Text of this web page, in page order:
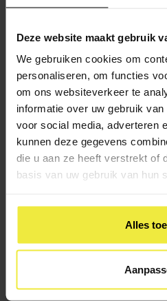
Deze website maakt gebruik
We gebruiken cookies om
personaliseren, om functies
om ons websiteverkeer te
informatie over uw gebruik
voor social media, adverteren
kunnen deze gegevens
die u aan ze heeft verstrekt of
basis van uw gebruik van hun
Alles
zijn afgestemd. Zij krijgen
Ervaringsgericht onderwijs
Amsterdam heeft ruim 200
onderwijsconcepten. Zo zijn er
vernieuwingsonderwijs, zoals
er zijn ook scholen met meer
zoals gepersonaliseerd
Amsterdam West. Basisschool
met jenaplan. Verder zijn er
elementen uit EGO in hun